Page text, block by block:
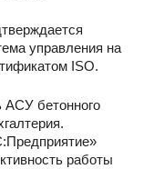
управления на
ISO.
АСУ бетонного
работы